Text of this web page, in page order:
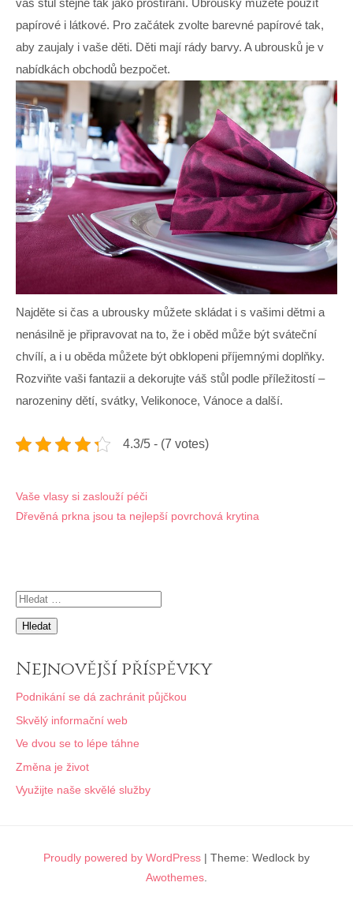
papírové i látkové. Pro začátek zvolte barevné papírové tak,
aby zaujaly i vaše děti. Děti mají rády barvy. A ubrousků je v
nabídkách obchodů bezpočet.
Najděte si čas a ubrousky můžete skládat i s vašimi dětmi a
nenásilně je připravovat na to, že i oběd může být sváteční
chvílí, a i u oběda můžete být obklopeni příjemnými doplňky.
Rozviňte vaši fantazii a dekorujte váš stůl podle příležitostí –
narozeniny dětí, svátky, Velikonoce, Vánoce a další.
4.3/5 - (7 votes)
Navigace
pro
Vaše vlasy si zaslouží péči
Dřevěná prkna jsou ta nejlepší povrchová krytina
Vyhledávání
Nejnovější příspěvky
Podnikání se dá zachránit půjčkou
Skvělý informační web
Ve dvou se to lépe táhne
Změna je život
Využijte naše skvělé služby
Proudly powered by WordPress | Theme: Wedlock by
Awothemes.